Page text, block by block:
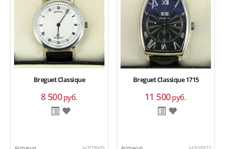
Breguet Classique
8 500руб.
Breguet Classique 1715
11 500руб.